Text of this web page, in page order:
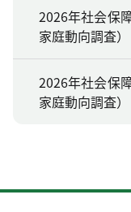
2026年社会保
家庭動向調査）
2026年社会保
家庭動向調査）